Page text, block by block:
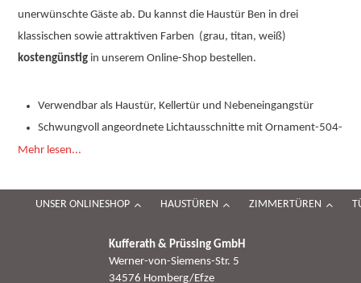
unerwünschte Gäste ab. Du kannst die Haustür Ben in drei
klassischen sowie attraktiven Farben (grau, titan, weiß)
kostengünstig in unserem Online-Shop bestellen.
Verwendbar als Haustür, Kellertür und Nebeneingangstür
Schwungvoll angeordnete Lichtausschnitte mit Ornament-504-
Verglasung
Mit thermisch getrennter Bodenschwelle für die Einsparung
Alu-Haustür aus deutscher Produktion
Mehr lesen...
UNSER ONLINESHOP HAUSTÜREN ZIMMERTÜREN
Kufferath & Prüssing GmbH
Werner-von-Siemens-Str. 5
34576 Homberg/Efze